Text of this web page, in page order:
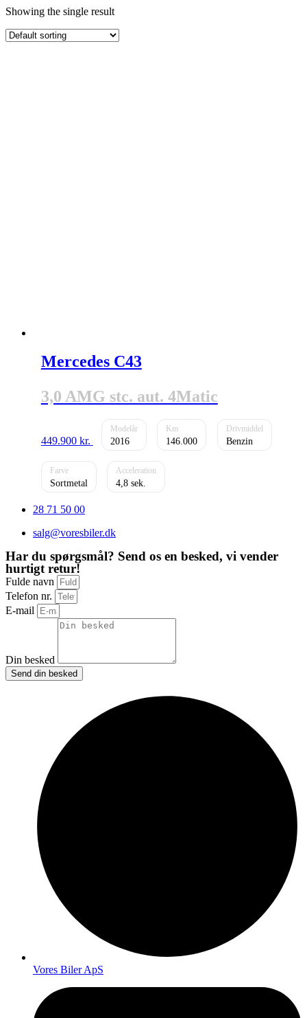
Showing the single result
Mercedes C43
3,0 AMG stc. aut. 4Matic
449.900 kr. 2016 146.000 Benzin
Sortmetal 4,8
28 71 50 00
salg@voresbiler.dk
Har du spørgsmål? Send os en besked, vi vender
hurtigt retur!
Fulde navn
Telefon nr.
E-mail
Din besked
Send din besked
Vores Biler ApS